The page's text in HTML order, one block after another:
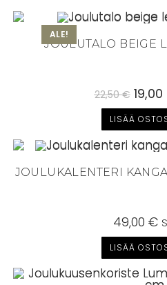
ALE!
JOULUTALO BEIGE
22,50€ hinta
oli:
22,50
19,00
LISÄÄ
JOULUKALENTERI
49,00 €
LISÄÄ